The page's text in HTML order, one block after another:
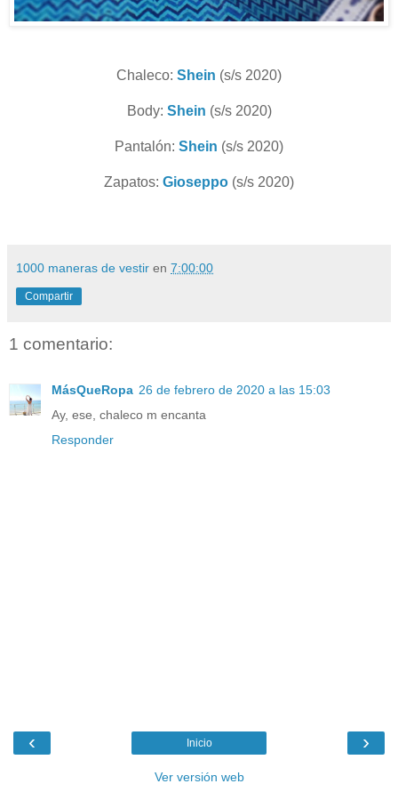
Chaleco: Shein (s/s 2020)
Body: Shein (s/s 2020)
Pantalón: Shein (s/s 2020)
Zapatos: Gioseppo (s/s 2020)
1000 maneras de vestir en 7:00:00
Compartir
1 comentario:
MásQueRopa 26 de febrero de 2020 a las 15:03
Ay, ese, chaleco m encanta
Responder
‹ ›
Inicio
Ver versión web